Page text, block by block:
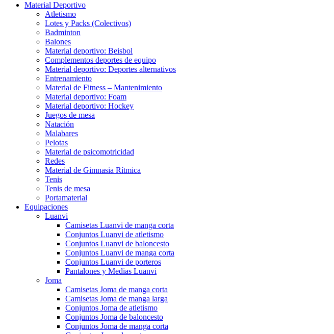
Material Deportivo
Atletismo
Lotes y Packs (Colectivos)
Badminton
Balones
Material deportivo: Beisbol
Complementos deportes de equipo
Material deportivo: Deportes alternativos
Entrenamiento
Material de Fitness – Mantenimiento
Material deportivo: Foam
Material deportivo: Hockey
Juegos de mesa
Natación
Malabares
Pelotas
Material de psicomotricidad
Redes
Material de Gimnasia Rítmica
Tenis
Tenis de mesa
Portamaterial
Equipaciones
Luanvi
Camisetas Luanvi de manga corta
Conjuntos Luanvi de atletismo
Conjuntos Luanvi de baloncesto
Conjuntos Luanvi de manga corta
Conjuntos Luanvi de porteros
Pantalones y Medias Luanvi
Joma
Camisetas Joma de manga corta
Camisetas Joma de manga larga
Conjuntos Joma de atletismo
Conjuntos Joma de baloncesto
Conjuntos Joma de manga corta